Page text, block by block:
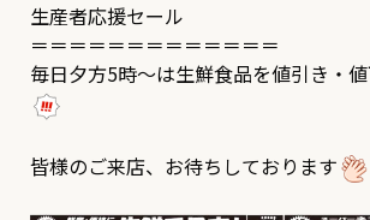
生産者応援セール
＝＝＝＝＝＝＝＝＝＝＝＝＝
毎日夕方5時～は生鮮食品を値引き・
皆様のご来店、お待ちしております